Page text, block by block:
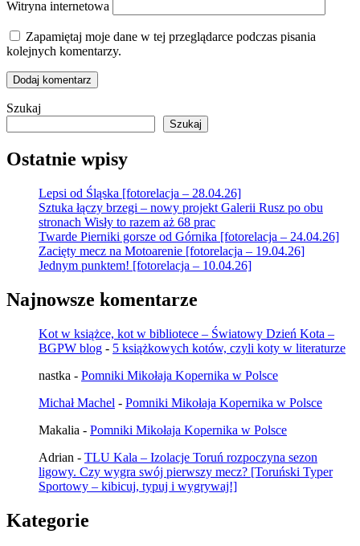
Witryna internetowa
Zapamiętaj moje dane w tej przeglądarce podczas pisania
kolejnych komentarzy.
Szukaj
Szukaj
Ostatnie wpisy
Lepsi od Śląska [fotorelacja – 28.04.26]
Sztuka łączy brzegi – nowy projekt Galerii Rusz po obu
stronach Wisły to razem aż 68 prac
Twarde Pierniki gorsze od Górnika [fotorelacja – 24.04.26]
Zacięty mecz na Motoarenie [fotorelacja – 19.04.26]
Jednym punktem! [fotorelacja – 10.04.26]
Najnowsze komentarze
Kot w książce, kot w bibliotece – Światowy Dzień Kota –
BGPW blog - 5 książkowych kotów, czyli koty w literaturze
nastka - Pomniki Mikołaja Kopernika w Polsce
Michał Machel - Pomniki Mikołaja Kopernika w Polsce
Makalia - Pomniki Mikołaja Kopernika w Polsce
Adrian - TLU Kala – Izolacje Toruń rozpoczyna sezon
ligowy. Czy wygra swój pierwszy mecz? [Toruński Typer
Sportowy – kibicuj, typuj i wygrywaj!]
Kategorie